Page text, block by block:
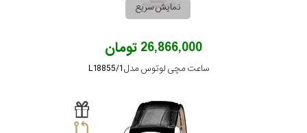
نمایش سریع
26,866,000 تومان
ساعت مچی لوتوس مدل L18855/1